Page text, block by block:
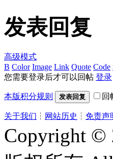
发表回复
高级模式
B Color Image Link Quote Code
您需要登录后才可以回帖 登录
本版积分规则 发表回复 回
关于我们 ┆ 网站历史 ┆ 免责声
Copyright ©